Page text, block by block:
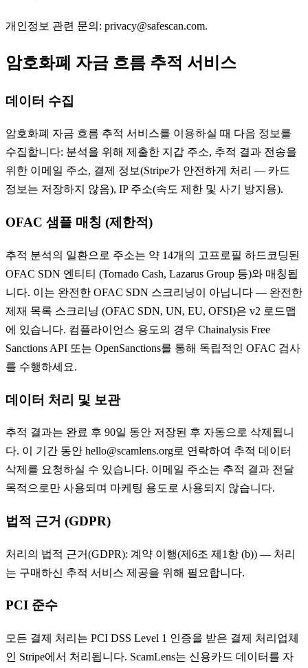
개인정보 관련 문의: privacy@safescan.com.
암호화폐 자금 흐름 추적 서비스
데이터 수집
암호화폐 자금 흐름 추적 서비스를 이용하실 때 다음 정보를
수집합니다: 분석을 위해 제출한 지갑 주소, 추적 결과 전송을
위한 이메일 주소, 결제 정보(Stripe가 안전하게 처리 — 카드
정보는 저장하지 않음), IP 주소(속도 제한 및 사기 방지용).
OFAC 샘플 매칭 (제한적)
추적 분석의 일환으로 주소는 약 14개의 고프로필 하드코딩된
OFAC SDN 엔티티 (Tornado Cash, Lazarus Group 등)와 매칭됩
니다. 이는 완전한 OFAC SDN 스크리닝이 아닙니다 — 완전한
제재 목록 스크리닝 (OFAC SDN, UN, EU, OFSI)은 v2 로드맵
에 있습니다. 컴플라이언스 용도의 경우 Chainalysis Free
Sanctions API 또는 OpenSanctions를 통해 독립적인 OFAC 검사
를 수행하세요.
데이터 처리 및 보관
추적 결과는 완료 후 90일 동안 저장된 후 자동으로 삭제됩니
다. 이 기간 동안 hello@scamlens.org로 연락하여 추적 데이터
삭제를 요청하실 수 있습니다. 이메일 주소는 추적 결과 전달
목적으로만 사용되며 마케팅 용도로 사용되지 않습니다.
법적 근거 (GDPR)
처리의 법적 근거(GDPR): 계약 이행(제6조 제1항 (b)) — 처리
는 구매하신 추적 서비스 제공을 위해 필요합니다.
PCI 준수
모든 결제 처리는 PCI DSS Level 1 인증을 받은 결제 처리업체
인 Stripe에서 처리됩니다. ScamLens는 신용카드 데이터를 자